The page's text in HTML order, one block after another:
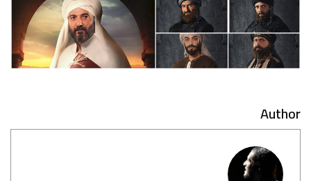
Author